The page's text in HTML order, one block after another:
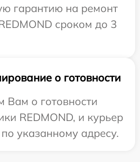
гарантию на ремонт
сроком до 3
о готовности
о готовности
REDMOND, и курьер
указанному адресу.